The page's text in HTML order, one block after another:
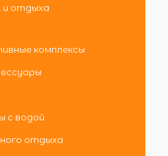
и отдыха
комплексы
с водой
отдыха